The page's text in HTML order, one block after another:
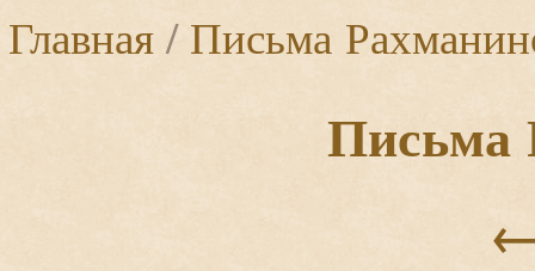
Главная/Письма
Письма